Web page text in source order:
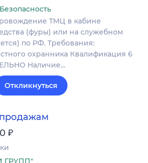
ТМЦ в кабине
(фуры) или на служебном
по РФ. Требования:
охранника Квалификация 6
Наличие…
Откликнуться
₽
ГРУПП"